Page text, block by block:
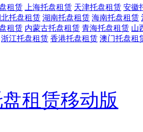
租赁 上海托盘租赁 天津托盘租赁 安徽
托盘租赁 湖南托盘租赁 海南托盘租赁
租赁 内蒙古托盘租赁 青海托盘租赁 山
浙江托盘租赁 香港托盘租赁 澳门托盘租
租赁移动版